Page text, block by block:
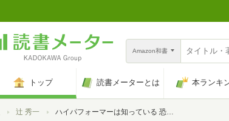
Amazon和書
トップ 読書メーターとは 本ランキ
トップ辻 秀一 ハイパフォーマーは知っている 恐怖に負けない技術